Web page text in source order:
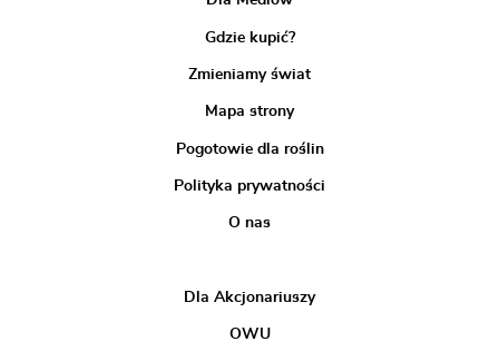
Gdzie kupić?
Zmieniamy świat
Mapa strony
Pogotowie dla roślin
Polityka prywatności
O nas
Dla Akcjonariuszy
OWU